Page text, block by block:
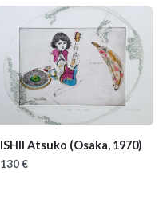
ISHII Atsuko (Osaka, 1970)
130 €